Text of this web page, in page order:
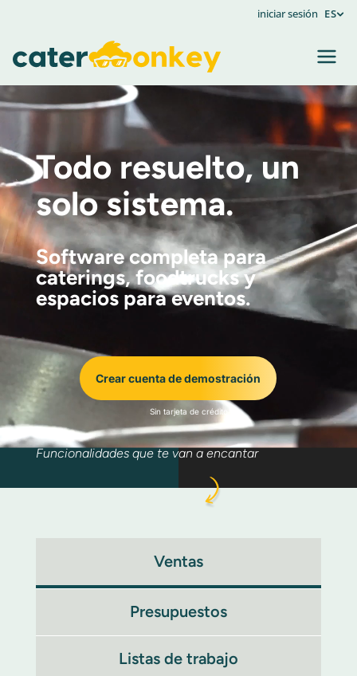
iniciar sesión ES
Todo resuelto, un
solo sistema.
Software completa para
caterings, foodtrucks y
espacios para eventos.
Crear cuenta de demostración
Sin tarjeta de crédito
Funcionalidades que te van a encantar
Ventas
Presupuestos
Listas de trabajo